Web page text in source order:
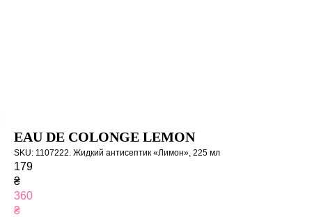
EAU DE COLONGE LEMON
SKU: 1107222. Жидкий антисептик «Лимон», 225 мл
179
₴
360
₴